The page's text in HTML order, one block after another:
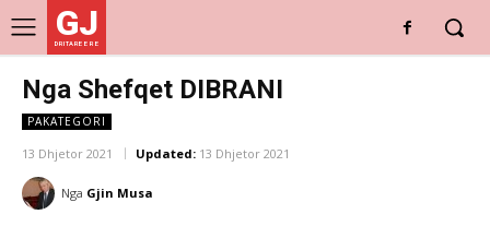
GJ
DRITARE E RE
Nga Shefqet DIBRANI
PAKATEGORI
13 Dhjetor 2021 Updated: 13 Dhjetor 2021
Nga Gjin Musa